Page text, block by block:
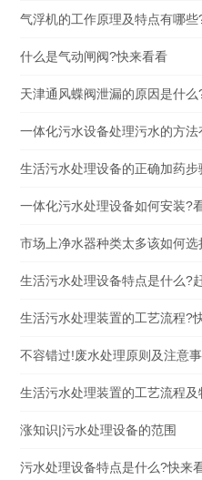
气浮机的工作原理及特点有哪些
什么是气动闸阀?快来看看
天津通风蝶阀泄漏的原因是什么
一体化污水设备处理污水的方
生活污水处理设备的正确加药
一体化污水处理设备如何安装?
市场上净水器种类太多该如何
生活污水处理设备特点是什么?
生活污水处理装置的工艺流程?
不容错过!废水处理原则及注意
生活污水处理装置的工艺流程
涨知识|污水处理设备的范围
污水处理设备特点是什么?快来